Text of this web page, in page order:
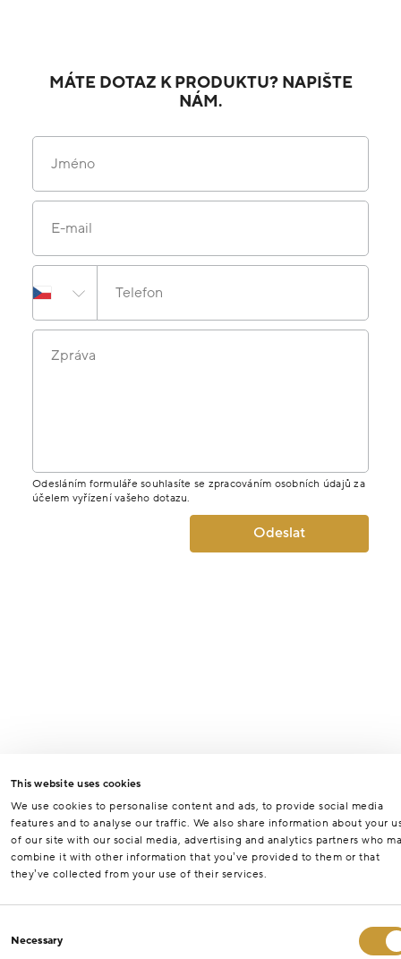
This website uses cookies
We use cookies to personalise content and ads, to provide social media
features and to analyse our traffic. We also share information about your
of our site with our social media, advertising and analytics partners who
combine it with other information that you’ve provided to them or that
they’ve collected from your use of their services.
Selection
Necessary
MÁTE DOTAZ K PRODUKTU? NAPIŠTE
NÁM.
Jméno
E-mail
Telefon
Zpráva
Odesláním formuláře souhlasíte se zpracováním osobních údajů za
účelem vyřízení vašeho dotazu.
Odeslat